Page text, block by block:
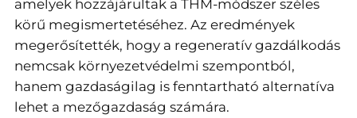
amelyek hozzájárultak a THM-módszer széles
körű megismertetéséhez. Az eredmények
megerősítették, hogy a regeneratív gazdálkodás
nemcsak környezetvédelmi szempontból,
hanem gazdaságilag is fenntartható alternatíva
lehet a mezőgazdaság számára.